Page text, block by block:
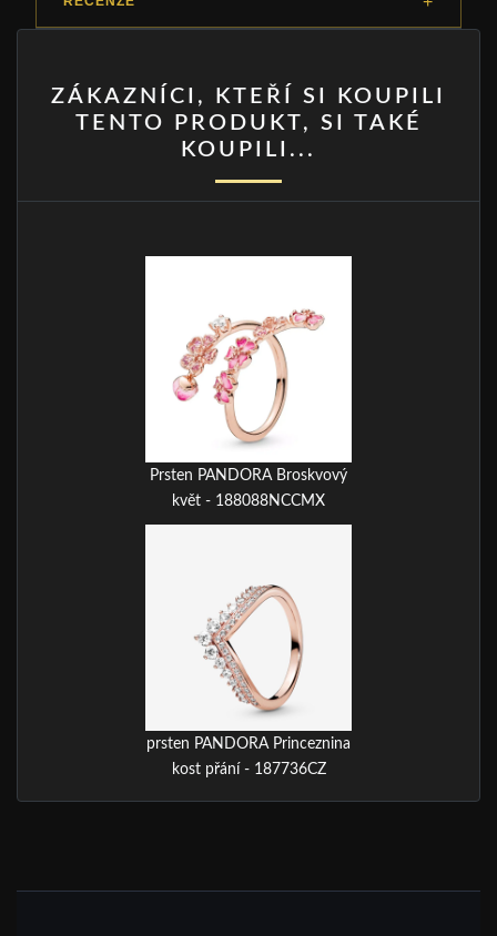
ZÁKAZNÍCI, KTEŘÍ SI KOUPILI
TENTO PRODUKT, SI TAKÉ
KOUPILI...
Prsten PANDORA Broskvový
květ - 188088NCCMX
prsten PANDORA Princeznina
kost přání - 187736CZ